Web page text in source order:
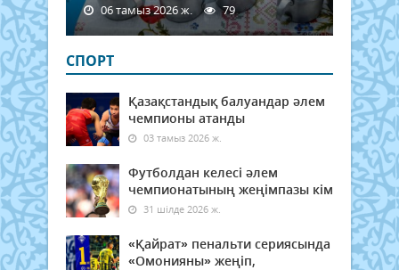
06 тамыз 2026 ж. 79
СПОРТ
Қазақстандық балуандар әлем
чемпионы атанды
03 тамыз 2026 ж.
Футболдан келесі әлем
чемпионатының жеңімпазы кім
31 шілде 2026 ж.
«Қайрат» пенальти сериясында
«Омонияны» жеңіп,